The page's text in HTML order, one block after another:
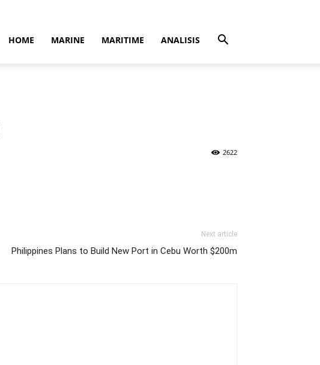
HOME MARINE MARITIME ANALISIS
2622
Next article
Philippines Plans to Build New Port in Cebu Worth $200m